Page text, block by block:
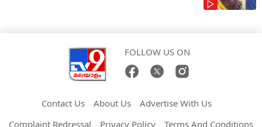
FOLLOW US ON
Contact Us About Us
Advertise With Us
Complaint Redressal
Privacy Policy Terms And Conditions